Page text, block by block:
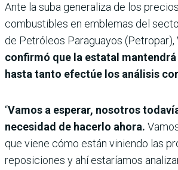
Ante la suba generaliza de los
combustibles en emblemas del
de Petróleos Paraguayos (Petropar),
confirmó que la estatal
hasta tanto efectúe los análisis
“Vamos a esperar, nosotros
necesidad de hacerlo ahora.
que viene cómo están viniendo las
reposiciones y ahí estaríamos